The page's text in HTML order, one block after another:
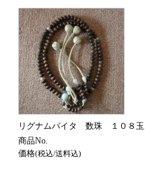
リグナムバイタ 数珠 １０８玉
商品No.
価格(税込/送料込)